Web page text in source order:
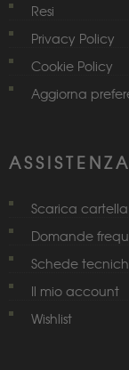
Resi
Privacy Policy
Cookie Policy
Aggiorna
ASSISTENZA
Scarica
Domande
Schede
Il mio account
Wishlist